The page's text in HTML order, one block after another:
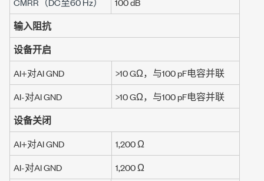
输入阻抗
设备开启
AI+对AI GND
>10 GΩ，与100 pF电容并联
AI-对AI GND
>10 GΩ，与100 pF电容并联
设备关闭
AI+对AI GND
1,200 Ω
AI-对AI GND
1,200 Ω